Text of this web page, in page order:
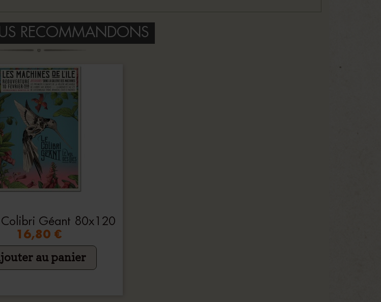
RECOMMANDONS
Géant 80x120
16,80 €
au panier